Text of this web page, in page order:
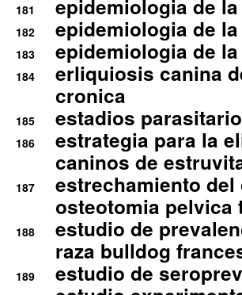
181 epidemiologia de
182 epidemiologia de
183 epidemiologia de
184
erliquiosis canina
cronica
185 estadios
186
estrategia para la
caninos de
187
estrechamiento
osteotomia pelvica
188
estudio de
raza bulldog
189 estudio de